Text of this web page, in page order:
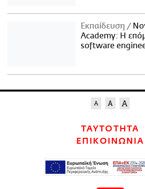
Εκπαίδευση
Academy: Η
software
ΤΑΥΤΟΤΗΤΑ
ΕΠΙΚΟΙΝΩΝΙΑ